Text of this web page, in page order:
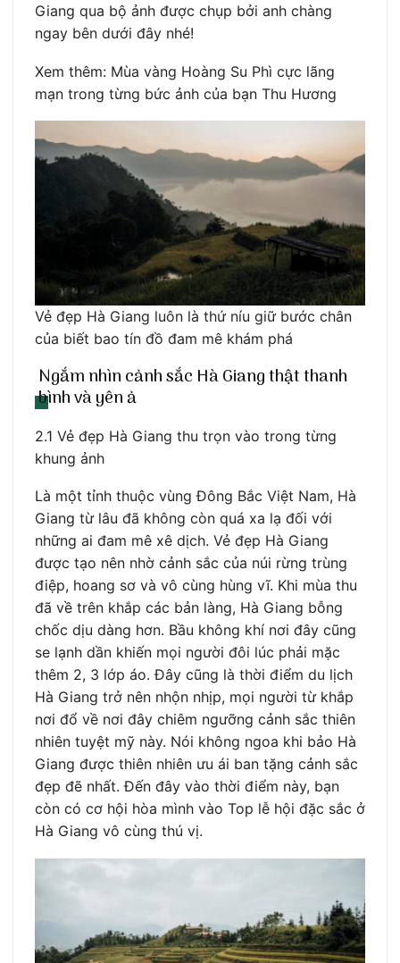
Giang qua bộ ảnh được chụp bởi anh chàng
ngay bên dưới đây nhé!
Xem thêm: Mùa vàng Hoàng Su Phì cực lãng
mạn trong từng bức ảnh của bạn Thu Hương
Vẻ đẹp Hà Giang luôn là thứ níu giữ bước chân
của biết bao tín đồ đam mê khám phá
Ngắm nhìn cảnh sắc Hà Giang thật thanh
bình và yên ả
2.1 Vẻ đẹp Hà Giang thu trọn vào trong từng
khung ảnh
Là một tỉnh thuộc vùng Đông Bắc Việt Nam, Hà
Giang từ lâu đã không còn quá xa lạ đối với
những ai đam mê xê dịch. Vẻ đẹp Hà Giang
được tạo nên nhờ cảnh sắc của núi rừng trùng
điệp, hoang sơ và vô cùng hùng vĩ. Khi mùa thu
đã về trên khắp các bản làng, Hà Giang bỗng
chốc dịu dàng hơn. Bầu không khí nơi đây cũng
se lạnh dần khiến mọi người đôi lúc phải mặc
thêm 2, 3 lớp áo. Đây cũng là thời điểm du lịch
Hà Giang trở nên nhộn nhịp, mọi người từ khắp
nơi đổ về nơi đây chiêm ngưỡng cảnh sắc thiên
nhiên tuyệt mỹ này. Nói không ngoa khi bảo Hà
Giang được thiên nhiên ưu ái ban tặng cảnh sắc
đẹp đẽ nhất. Đến đây vào thời điểm này, bạn
còn có cơ hội hòa mình vào Top lễ hội đặc sắc ở
Hà Giang vô cùng thú vị.